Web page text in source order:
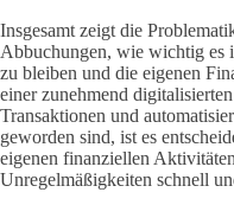
Insgesamt zeigt die
Abbuchungen, wie wichtig es
zu bleiben und die eigenen
einer zunehmend
Transaktionen und
geworden sind, ist es
eigenen finanziellen
Unregelmäßigkeiten schnell